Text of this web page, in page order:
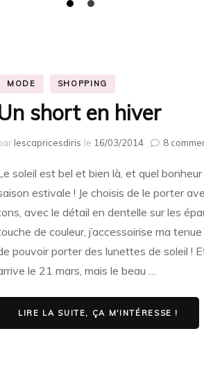
MODE SHOPPING
short en hiver
lescapricesdiris le 16/03/2014 8
soleil est bel et bien là, et quel
estivale ! Je choisis de le porter
avec le détail en dentelle sur les
de couleur, j’accessoirise ma
pouvoir porter des lunettes de soleil !
le 21 mars, mais le beau …
LIRE LA SUITE, ÇA M'INTÉRESSE !